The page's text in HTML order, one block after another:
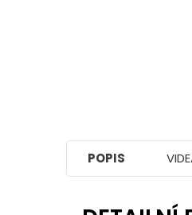
POPIS